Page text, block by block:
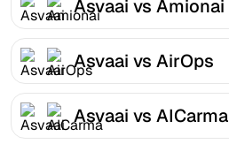
Asvaai vs Amionai
Asvaai vs AirOps
Asvaai vs AICarma